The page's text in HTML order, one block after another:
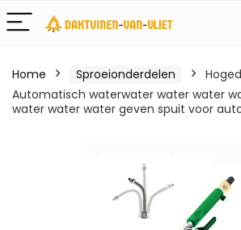
Home Sproeionderdelen
Automatisch waterwater water water
water water water geven spuit voor